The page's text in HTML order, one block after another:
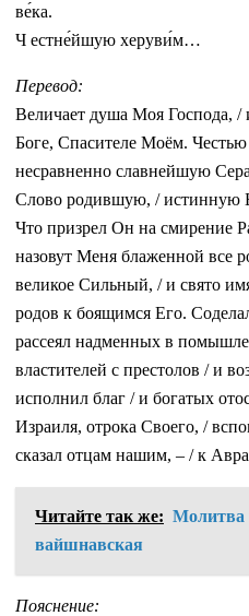
ве́ка.
Ч естне́йшую херуви́м…
Перевод:
Величает душа Моя Господа, /
Боге, Спасителе Моём.
несравненно славнейшую
Слово родившую, / истинную
Что призрел Он на смирение
назовут Меня блаженной все
великое Сильный, / и свято
родов к боящимся Его.
рассеял надменных в
властителей с престолов / и
исполнил благ / и богатых
Израиля, отрока Своего, /
сказал отцам нашим, – / к
Читайте так же: Молитва
вайшнавская
Пояснение: